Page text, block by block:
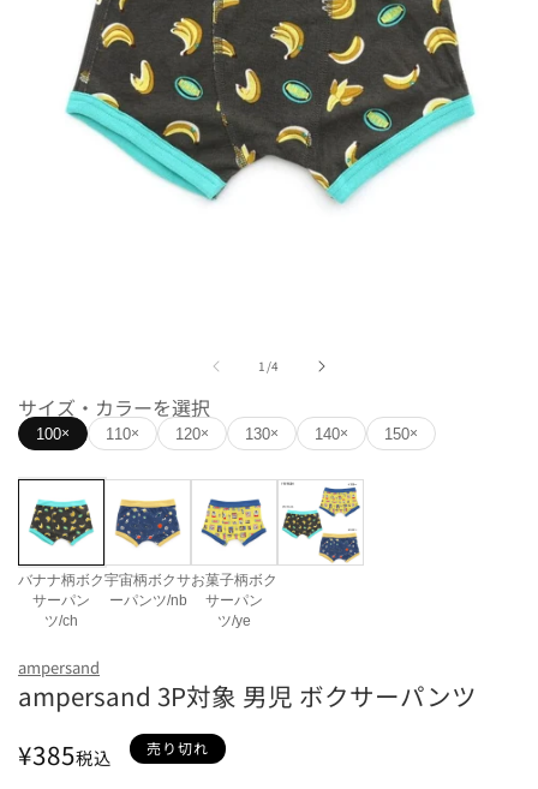
メ
ィ
開
く
1/の
4
サイズ・カラーを選択
100× 110× 120× 130× 140× 150×
バナナ柄ボク
サーパン
ツ/ch
宇宙柄ボクサ
ーパンツ/nb
お菓子柄ボク
サーパン
ツ/ye
バナナ柄ボクサーパンツ/ch 宇宙柄ボクサーパンツ/
サイズ
ampersand
ampersand 3P対象 男児 ボクサーパンツ
通
¥385税込 売り切れ